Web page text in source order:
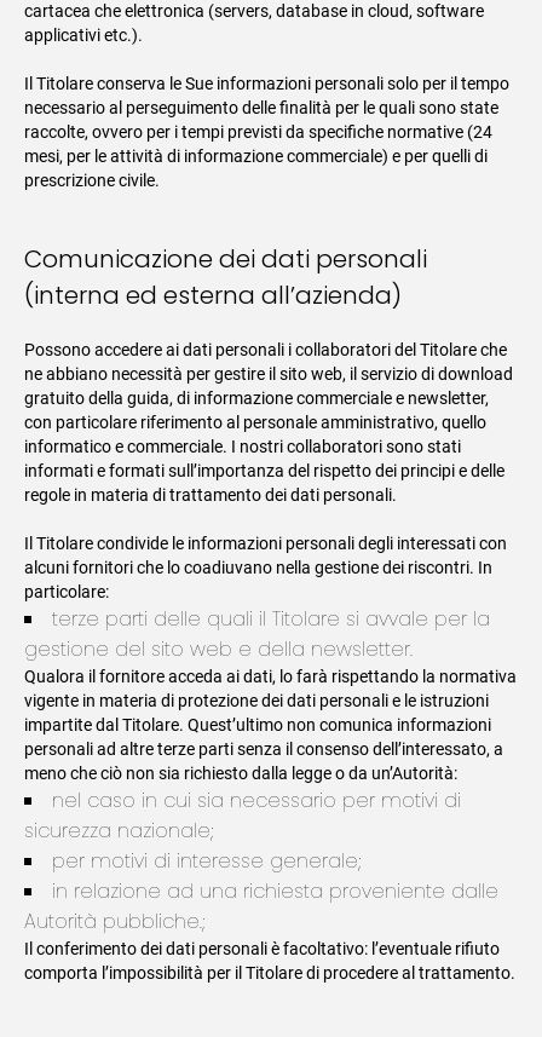
cartacea che elettronica (servers, database in cloud, software
applicativi etc.).
Il Titolare conserva le Sue informazioni personali solo per il tempo
necessario al perseguimento delle finalità per le quali sono state
raccolte, ovvero per i tempi previsti da specifiche normative (24
mesi, per le attività di informazione commerciale) e per quelli di
prescrizione civile.
Comunicazione dei dati personali
(interna ed esterna all’azienda)
Possono accedere ai dati personali i collaboratori del Titolare che
ne abbiano necessità per gestire il sito web, il servizio di download
gratuito della guida, di informazione commerciale e newsletter,
con particolare riferimento al personale amministrativo, quello
informatico e commerciale. I nostri collaboratori sono stati
informati e formati sull’importanza del rispetto dei principi e delle
regole in materia di trattamento dei dati personali.
Il Titolare condivide le informazioni personali degli interessati con
alcuni fornitori che lo coadiuvano nella gestione dei riscontri. In
particolare:
terze parti delle quali il Titolare si avvale per la
gestione del sito web e della newsletter.
Qualora il fornitore acceda ai dati, lo farà rispettando la normativa
vigente in materia di protezione dei dati personali e le istruzioni
impartite dal Titolare. Quest’ultimo non comunica informazioni
personali ad altre terze parti senza il consenso dell’interessato, a
meno che ciò non sia richiesto dalla legge o da un’Autorità:
nel caso in cui sia necessario per motivi di
sicurezza nazionale;
per motivi di interesse generale;
in relazione ad una richiesta proveniente dalle
Autorità pubbliche.;
Il conferimento dei dati personali è facoltativo: l’eventuale rifiuto
comporta l’impossibilità per il Titolare di procedere al trattamento.